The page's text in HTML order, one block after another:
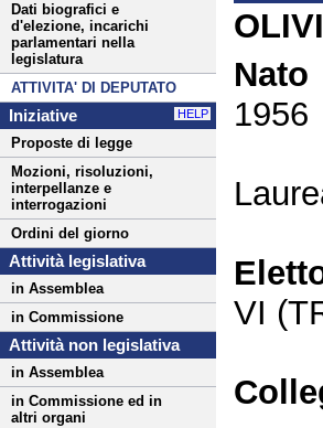
Dati biografici e
d'elezione, incarichi
parlamentari nella
legislatura
ATTIVITA' DI DEPUTATO
Iniziative HELP
Proposte di legge
Mozioni, risoluzioni,
interpellanze e
interrogazioni
Ordini del giorno
Attività legislativa
in Assemblea
in Commissione
Attività non legislativa
in Assemblea
in Commissione ed in
altri organi
Nato
1956
VI